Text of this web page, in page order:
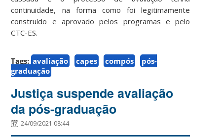
continuidade, na forma como foi legitimamente
construído e aprovado pelos programas e pelo
CTC-ES.
Tags: avaliação capes compós
pós-
graduação
Justiça suspende avaliação
da pós-graduação
24/09/2021 08:44